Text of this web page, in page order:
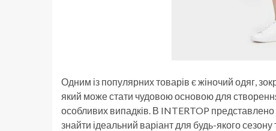
Одним із популярних товарів є жіночий одяг,
який може стати чудовою основою для
особливих випадків. В INTERTOP
знайти ідеальний варіант для будь-якого сезону